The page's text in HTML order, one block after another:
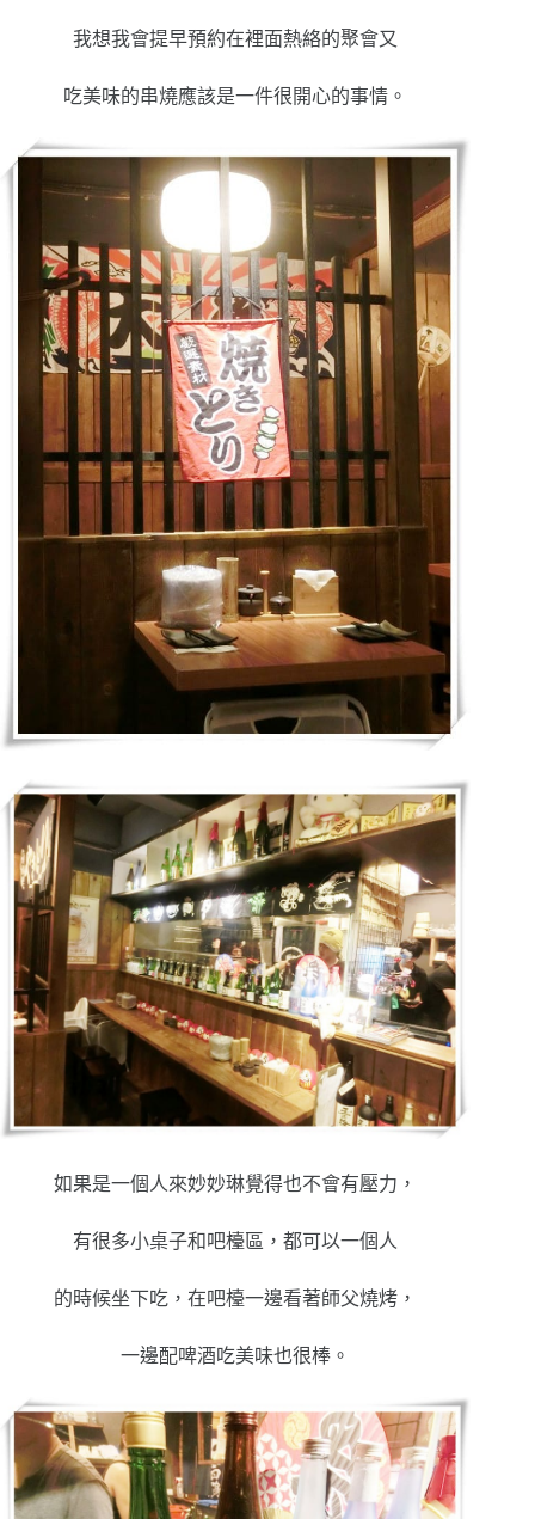
我想我會提早預約在裡面熱絡的聚會又
吃美味的串燒應該是一件很開心的事情。
如果是一個人來妙妙琳覺得也不會有壓力，
有很多小桌子和吧檯區，都可以一個人
的時候坐下吃，在吧檯一邊看著師父燒烤，
一邊配啤酒吃美味也很棒。